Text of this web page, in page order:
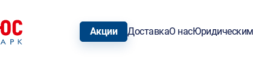
Акции ДоставкаО нас